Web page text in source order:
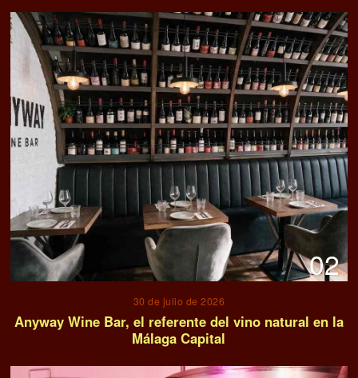
02
30 de julio de 2026
Anyway Wine Bar, el referente del vino natural en la
Málaga Capital